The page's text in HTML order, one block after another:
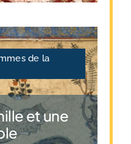
de la
et une